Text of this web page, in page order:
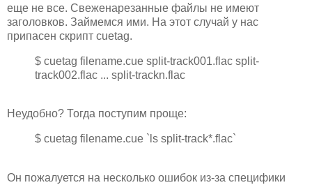
еще не все. Свеженарезанные файлы не имеют
заголовков. Займемся ими. На этот случай у нас
припасен скрипт cuetag.
$ cuetag filename.cue split-track001.flac split-
track002.flac ... split-trackn.flac
Неудобно? Тогда поступим проще:
$ cuetag filename.cue `ls split-track*.flac`
Он пожалуется на несколько ошибок из-за специфики